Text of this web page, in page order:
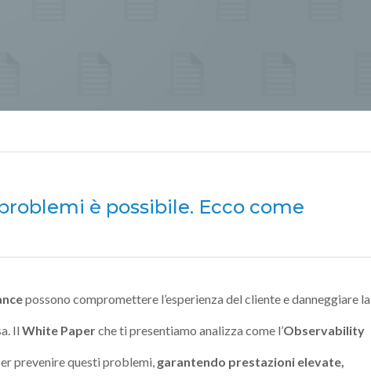
è possibile. Ecco come
possono compromettere l’esperienza del cliente e danneggiare la
Il White Paperche ti presentiamo analizza come l’Observability
prevenire questi problemi, garantendo prestazioni elevate,